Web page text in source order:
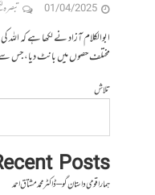
01/04/2025 تبصرہ
ابوالکلام آزاد نے لکھا ہے کہ
مختلف حصوں میں بانٹ دیا، جس سے
تلاش
Posts
ہمارا قومی داستان گو – ڈاکٹر محمد مشتاق احمد